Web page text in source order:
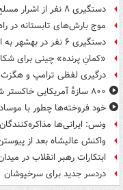
دستگیری ۸ نفر از اشرار مسلح شاخص و مرتبطین گروهک های تروریستی
موج بارش‌های تابستانه در راه ۱۱
دستگیری ۶ نفر در بهشهر به اتهام تشویش اذهان عمومی
«کمانِ پرنده» چینی برای
درگیری لفظی ترامپ و
۸۰۰ سازۀ آمریکایی خاکستر شد
خود فروخته‌ها چطور با
ونس: ایرانی‌ها
واکنش عالیشاه بعد از
ابتکارات رهبر انقلاب در
دردسر جدید برای سرخپوشان